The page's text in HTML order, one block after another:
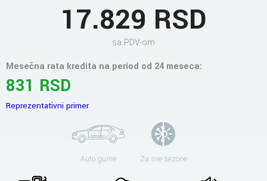
17.829 RSD
sa PDV-om
Mesečna rata kredita na period od 24 meseca:
831 RSD
Reprezentativni primer
Auto gume Za sve sezone